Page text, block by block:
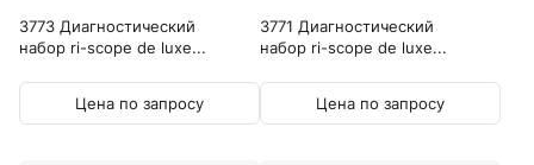
3773 Диагностический
набор ri-scope de luxe...
Цена по запросу
3771 Диагностический
набор ri-scope de luxe...
Цена по запросу